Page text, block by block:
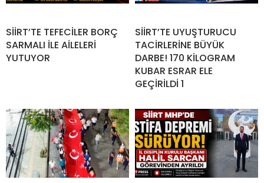
SİİRT’TE TEFECİLER BORÇ
SARMALI İLE AİLELERİ
YUTUYOR
SİİRT’TE UYUŞTURUCU
TACİRLERİNE BÜYÜK
DARBE! 170 KİLOGRAM
KUBAR ESRAR ELE
GEÇİRİLDİ 1